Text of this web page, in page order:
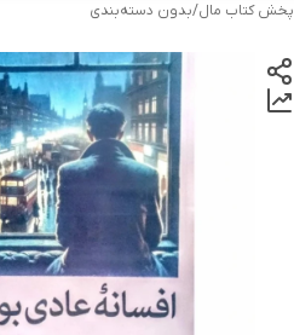
پخش کتاب مال/بدون دسته‌بندی